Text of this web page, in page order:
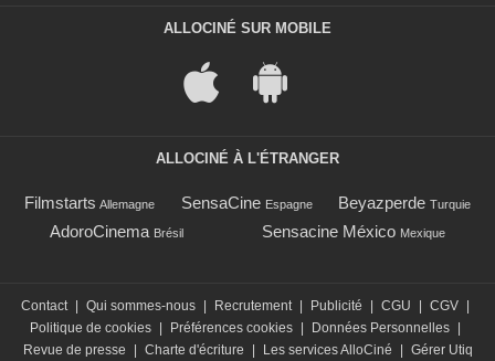
ALLOCINÉ SUR MOBILE
ALLOCINÉ À L'ÉTRANGER
Filmstarts Allemagne SensaCine Espagne Beyazperde Turquie
AdoroCinema Brésil Sensacine México Mexique
Contact Qui sommes-nous Recrutement Publicité CGU CGV
Politique de cookies
Préférences cookies Données Personnelles
Revue de presse
Charte d'écriture Les services AlloCiné Gérer Utiq